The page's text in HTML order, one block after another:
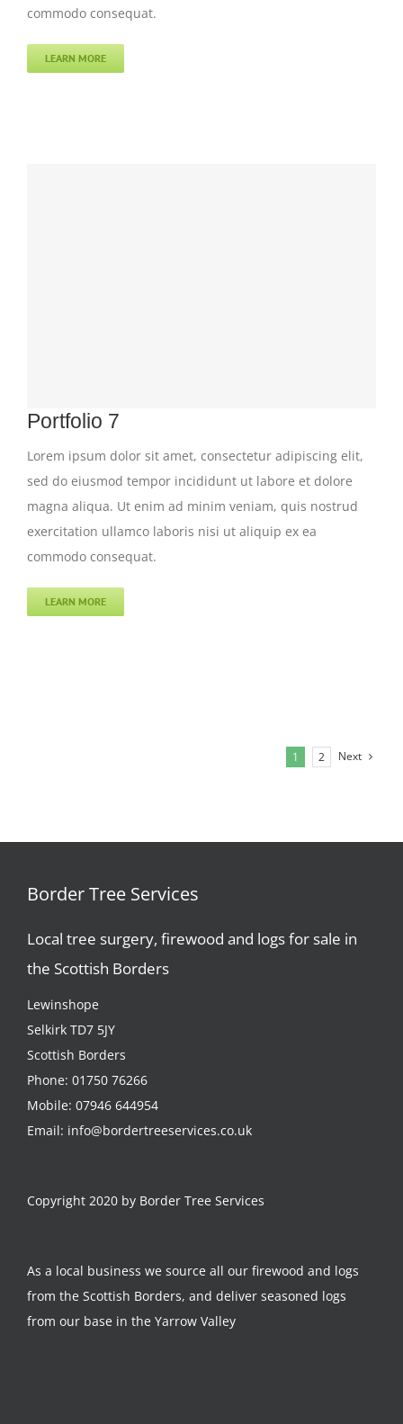
commodo consequat.
LEARN MORE
Portfolio 7
Lorem ipsum dolor sit amet, consectetur adipiscing elit,
sed do eiusmod tempor incididunt ut labore et dolore
magna aliqua. Ut enim ad minim veniam, quis nostrud
exercitation ullamco laboris nisi ut aliquip ex ea
commodo consequat.
LEARN MORE
1 2 Next
Border Tree Services
Local tree surgery, firewood and logs for sale in
the Scottish Borders
Lewinshope
Selkirk TD7 5JY
Scottish Borders
Phone: 01750 76266
Mobile: 07946 644954
Email: info@bordertreeservices.co.uk
Copyright 2020 by Border Tree Services
As a local business we source all our firewood and logs
from the Scottish Borders, and deliver seasoned logs
from our base in the Yarrow Valley